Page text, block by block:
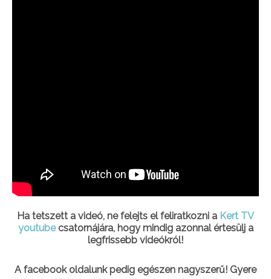
Ha tetszett a videó, ne felejts el feliratkozni a Kert TV
youtube csatornájára, hogy mindig azonnal értesülj a
legfrissebb videókról!
A facebook oldalunk pedig egészen nagyszerű! Gyere